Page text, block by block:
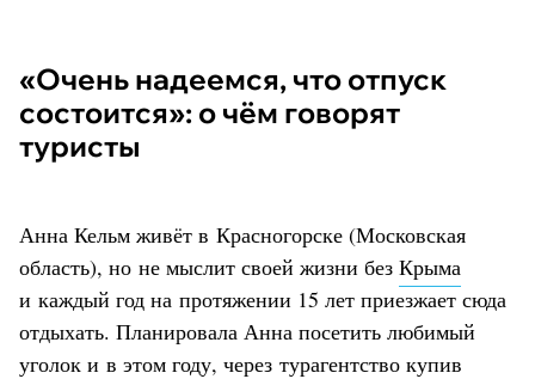
«Очень надеемся, что отпуск
состоится»: о чём говорят
туристы
Анна Кельм живёт в Красногорске (Московская
область), но не мыслит своей жизни без Крыма
и каждый год на протяжении 15 лет приезжает сюда
отдыхать. Планировала Анна посетить любимый
уголок и в этом году, через турагентство купив